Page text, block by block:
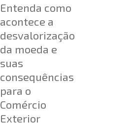
Entenda como
acontece a
desvalorização
da moeda e
suas
consequências
para o
Comércio
Exterior